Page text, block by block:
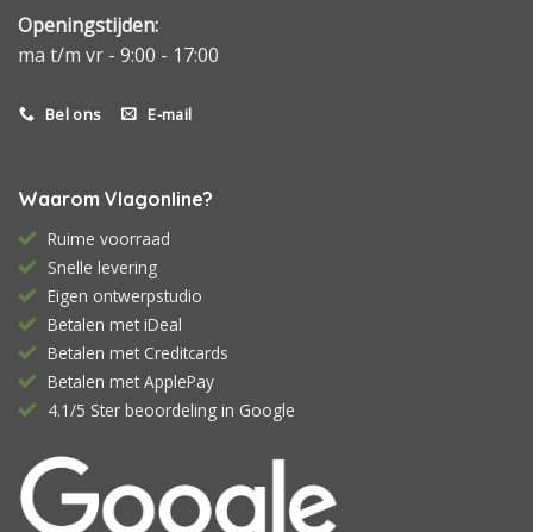
Openingstijden:
ma t/m vr - 9:00 - 17:00
Bel ons E-mail
Waarom Vlagonline?
Ruime voorraad
Snelle levering
Eigen ontwerpstudio
Betalen met iDeal
Betalen met Creditcards
Betalen met ApplePay
4.1/5 Ster beoordeling in Google